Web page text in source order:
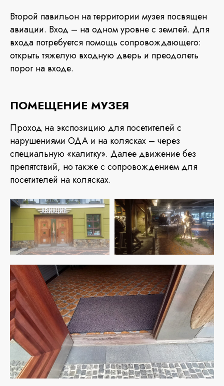
Второй павильон на территории музея посвящен
авиации. Вход – на одном уровне с землей. Для
входа потребуется помощь сопровождающего:
открыть тяжелую входную дверь и преодолеть
порог на входе.
ПОМЕЩЕНИЕ МУЗЕЯ
Проход на экспозицию для посетителей с
нарушениями ОДА и на колясках – через
специальную «калитку». Далее движение без
препятствий, но также с сопровождением для
посетителей на колясках.